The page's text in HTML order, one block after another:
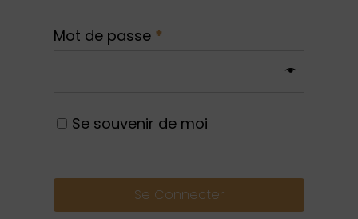
Mot de passe *
Se souvenir de moi
Se Connecter